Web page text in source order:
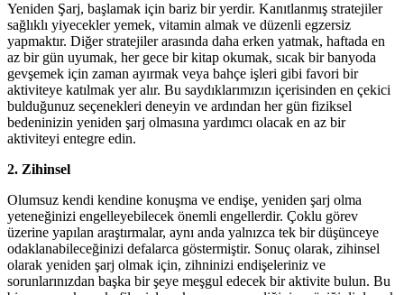
Yeniden Şarj, başlamak için bariz bir yerdir. Kanıtlanmış stratejiler
sağlıklı yiyecekler yemek, vitamin almak ve düzenli egzersiz
yapmaktır. Diğer stratejiler arasında daha erken yatmak, haftada en
az bir gün uyumak, her gece bir kitap okumak, sıcak bir banyoda
gevşemek için zaman ayırmak veya bahçe işleri gibi favori bir
aktiviteye katılmak yer alır. Bu saydıklarımızın içerisinden en çekici
bulduğunuz seçenekleri deneyin ve ardından her gün fiziksel
bedeninizin yeniden şarj olmasına yardımcı olacak en az bir
aktiviteyi entegre edin.
2. Zihinsel
Olumsuz kendi kendine konuşma ve endişe, yeniden şarj olma
yeteneğinizi engelleyebilecek önemli engellerdir. Çoklu görev
üzerine yapılan araştırmalar, aynı anda yalnızca tek bir düşünceye
odaklanabileceğinizi defalarca göstermiştir. Sonuç olarak, zihinsel
olarak yeniden şarj olmak için, zihninizi endişeleriniz ve
sorunlarınızdan başka bir şeye meşgul edecek bir aktivite bulun. Bu